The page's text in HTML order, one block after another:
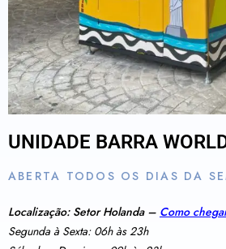
UNIDADE BARRA
ABERTA TODOS OS DIAS DA
Localização: Setor Holanda – Como
Segunda à Sexta: 06h às 23h